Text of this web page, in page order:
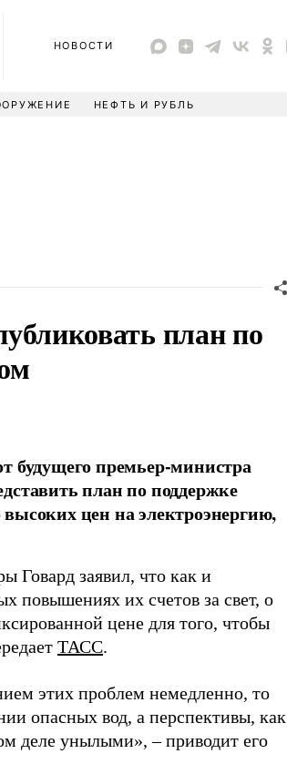
НОВОСТИ
НЕФТЬ И РУБЛЬ
план по
будущего премьер-министра
план по поддержке
цен на электроэнергию,
Говард заявил, что как и
повышениях их счетов за свет, о
цене для того, чтобы
ТАСС.
этих проблем немедленно, то
опасных вод, а перспективы, как
деле унылыми», – приводит его